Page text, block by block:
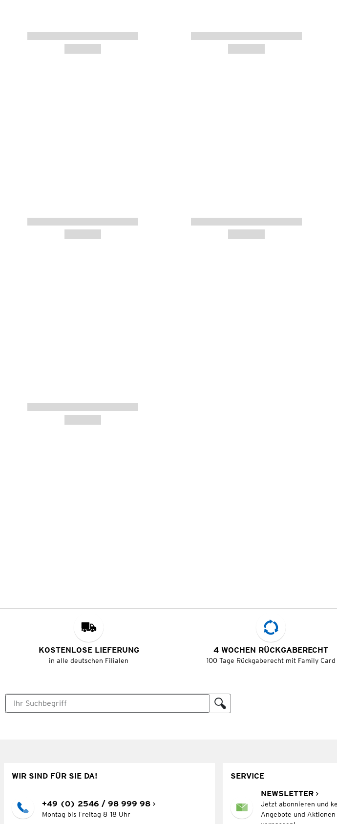
KOSTENLOSE LIEFERUNG
in alle deutschen Filialen
4 WOCHEN RÜCKGABERECHT
100 Tage Rückgaberecht mit Family Card
WIR SIND FÜR SIE DA!
+49 (0) 2546 / 98 999 98
Montag bis Freitag 8–18 Uhr
SERVICE
NEWSLETTER
Jetzt abonnieren und
Angebote und Aktionen